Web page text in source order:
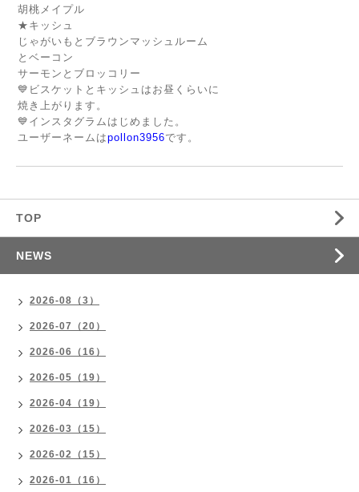
胡桃メイプル
★キッシュ
じゃがいもとブラウンマッシュルーム
とベーコン
サーモンとブロッコリー
💙ビスケットとキッシュはお昼くらいに
焼き上がります。
💙インスタグラムはじめました。
ユーザーネームはpollon3956です。
TOP
NEWS
2026-08（3）
2026-07（20）
2026-06（16）
2026-05（19）
2026-04（19）
2026-03（15）
2026-02（15）
2026-01（16）